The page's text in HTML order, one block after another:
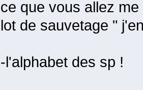
ce que vous allez
lot de sauvetage "
-l'alphabet des sp !